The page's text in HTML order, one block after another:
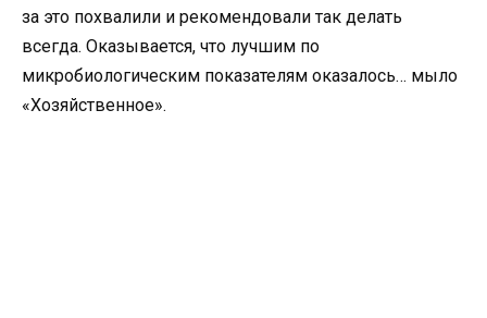
за это похвалили и рекомендовали так делать
всегда. Оказывается, что лучшим по
микробиологическим показателям оказалось… мыло
«Хозяйственное».